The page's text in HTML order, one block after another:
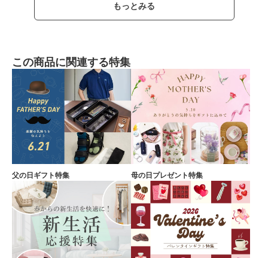
もっとみる
この商品に関連する特集
父の日ギフト特集 母の日プレゼント特集